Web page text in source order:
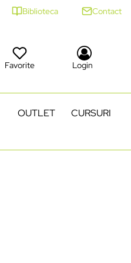
Biblioteca Contact
Favorite Login
OUTLET CURSURI